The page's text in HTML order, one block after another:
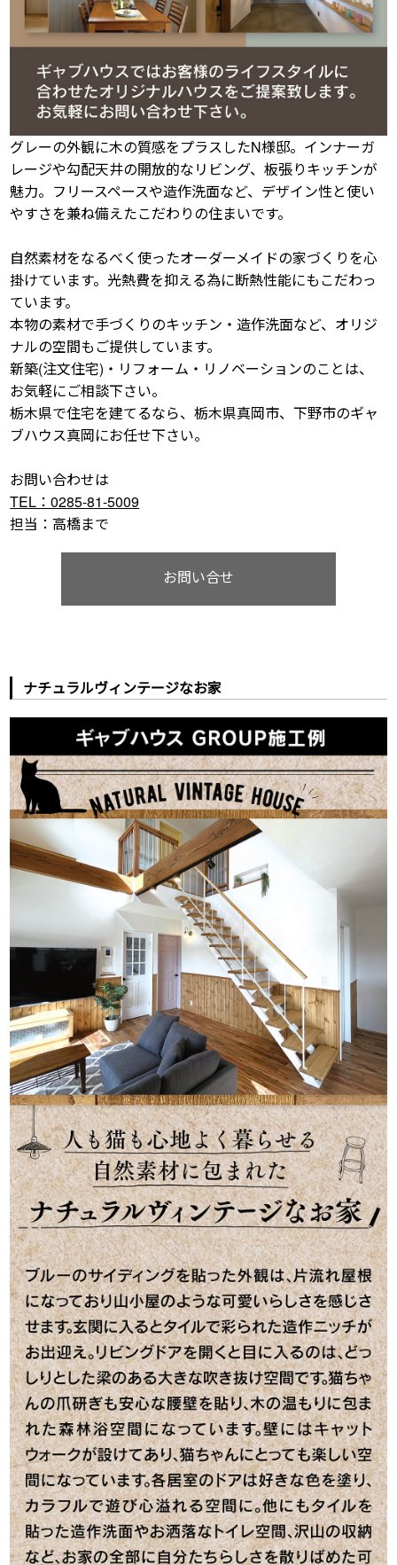
グレーの外観に木の質感をプラスしたN様邸。インナーガ
レージや勾配天井の開放的なリビング、板張りキッチンが
魅力。フリースペースや造作洗面など、デザイン性と使い
やすさを兼ね備えたこだわりの住まいです。
自然素材をなるべく使ったオーダーメイドの家づくりを心
掛けています。光熱費を抑える為に断熱性能にもこだわっ
ています。
本物の素材で手づくりのキッチン・造作洗面など、オリジ
ナルの空間もご提供しています。
新築(注文住宅)・リフォーム・リノベーションのことは、
お気軽にご相談下さい。
栃木県で住宅を建てるなら、栃木県真岡市、下野市のギャ
ブハウス真岡にお任せ下さい。
お問い合わせは
TEL：0285-81-5009
担当：高橋まで
お問い合せ
ナチュラルヴィンテージなお家